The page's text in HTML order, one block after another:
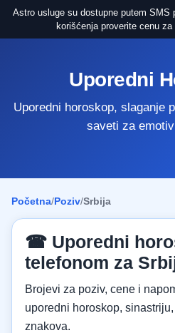
Astro usluge su dostupne putem SMS
korišćenja proverite cenu
Uporedni
Uporedni horoskop, slaganje
saveti za
Početna/Poziv/Srbija
☎ Uporedni
telefonom za
Brojevi za poziv, cene i
uporedni horoskop,
znakova.